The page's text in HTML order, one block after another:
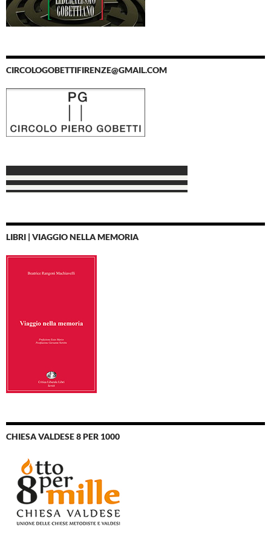
CIRCOLOGOBETTIFIRENZE@GMAIL.COM
LIBRI | VIAGGIO NELLA MEMORIA
CHIESA VALDESE 8 PER 1000